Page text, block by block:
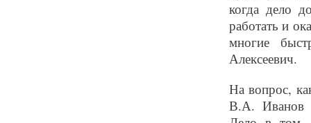
когда дело
работать и
многие
Алексеевич.
На вопрос,
В.А. Иванов